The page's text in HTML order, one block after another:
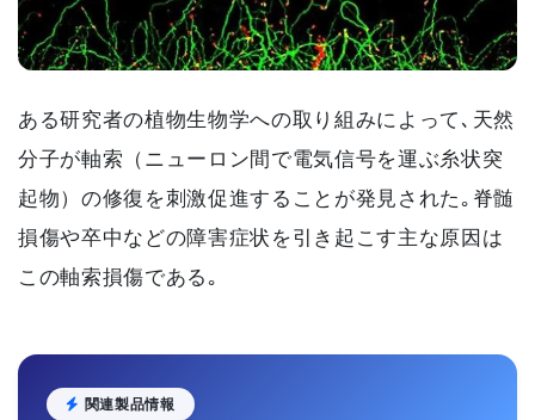
ある研究者の植物生物学への取り組みによって､天然
分子が軸索（ニューロン間で電気信号を運ぶ糸状突
起物）の修復を刺激促進することが発見された｡脊髄
損傷や卒中などの障害症状を引き起こす主な原因は
この軸索損傷である｡
関連製品情報